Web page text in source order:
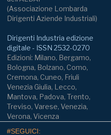
(Associazione Lombarda
Dirigenti Aziende Industriali)
Dirigenti Industria edizione
digitale - ISSN 2532-0270
Edizioni: Milano, Bergamo,
Bologna, Bolzano, Como,
Cremona, Cuneo, Friuli
Venezia Giulia, Lecco,
Mantova, Padova, Trento,
Treviso, Varese, Venezia,
Verona, Vicenza
#SEGUICI: